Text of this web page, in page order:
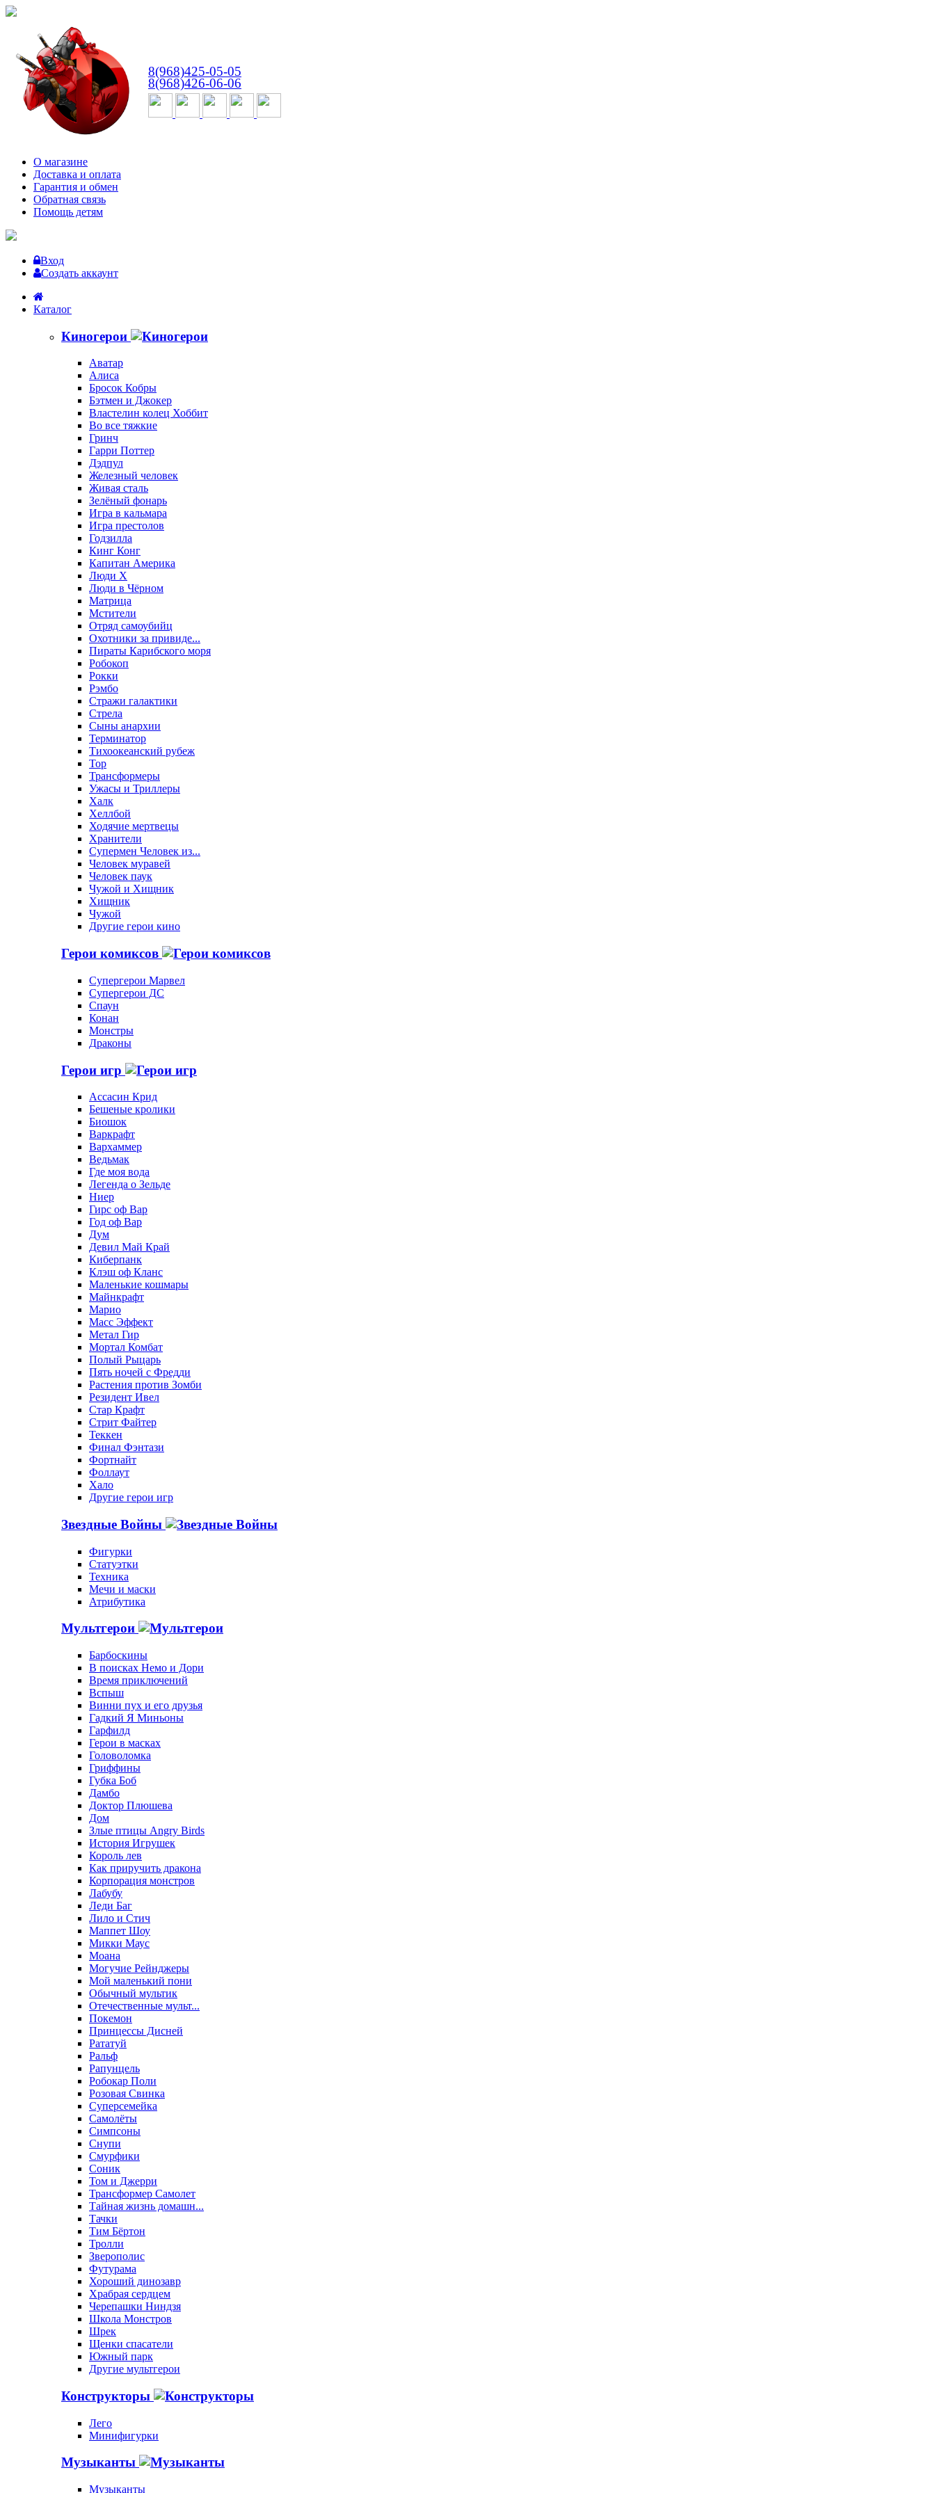
8(968)425-05-05
8(968)426-06-06
О магазине
Доставка и оплата
Гарантия и обмен
Обратная связь
Помощь детям
Вход
Создать аккаунт
Каталог
Киногерои
Аватар
Алиса
Бросок Кобры
Бэтмен и Джокер
Властелин колец Хоббит
Во все тяжкие
Гринч
Гарри Поттер
Дэдпул
Железный человек
Живая сталь
Зелёный фонарь
Игра в кальмара
Игра престолов
Годзилла
Кинг Конг
Капитан Америка
Люди X
Люди в Чёрном
Матрица
Мстители
Отряд самоубийц
Охотники за привиде...
Пираты Карибского моря
Робокоп
Рокки
Рэмбо
Стражи галактики
Стрела
Сыны анархии
Терминатор
Тихоокеанский рубеж
Тор
Трансформеры
Ужасы и Триллеры
Халк
Хеллбой
Ходячие мертвецы
Хранители
Супермен Человек из...
Человек муравей
Человек паук
Чужой и Хищник
Хищник
Чужой
Другие герои кино
Герои комиксов
Супергерои Марвел
Супергерои ДС
Спаун
Конан
Монстры
Драконы
Герои игр
Ассасин Крид
Бешеные кролики
Биошок
Варкрафт
Вархаммер
Ведьмак
Где моя вода
Легенда о Зельде
Ниер
Гирс оф Вар
Год оф Вар
Дум
Девил Май Край
Киберпанк
Клэш оф Кланс
Маленькие кошмары
Майнкрафт
Марио
Масс Эффект
Метал Гир
Мортал Комбат
Полый Рыцарь
Пять ночей с Фредди
Растения против Зомби
Резидент Ивел
Стар Крафт
Стрит Файтер
Теккен
Финал Фэнтази
Фортнайт
Фоллаут
Хало
Другие герои игр
Звездные Войны
Фигурки
Статуэтки
Техника
Мечи и маски
Атрибутика
Мультгерои
Барбоскины
В поисках Немо и Дори
Время приключений
Вспыш
Винни пух и его друзья
Гадкий Я Миньоны
Гарфилд
Герои в масках
Головоломка
Гриффины
Губка Боб
Дамбо
Доктор Плюшева
Дом
Злые птицы Angry Birds
История Игрушек
Король лев
Как приручить дракона
Корпорация монстров
Лабубу
Леди Баг
Лило и Стич
Маппет Шоу
Микки Маус
Моана
Могучие Рейнджеры
Мой маленький пони
Обычный мультик
Отечественные мульт...
Покемон
Принцессы Дисней
Рататуй
Ральф
Рапунцель
Робокар Поли
Розовая Свинка
Суперсемейка
Самолёты
Симпсоны
Снупи
Смурфики
Соник
Том и Джерри
Трансформер Самолет
Тайная жизнь домашн...
Тачки
Тим Бёртон
Тролли
Зверополис
Футурама
Хороший динозавр
Храбрая сердцем
Черепашки Ниндзя
Школа Монстров
Шрек
Щенки спасатели
Южный парк
Другие мультгерои
Конструкторы
Лего
Минифигурки
Музыканты
Музыканты